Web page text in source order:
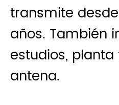
transmite
años. También
estudios,
antena.